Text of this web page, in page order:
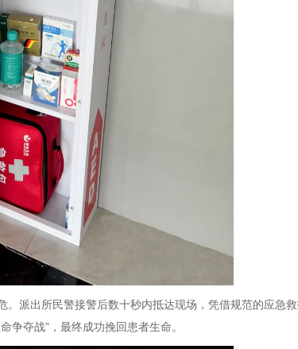
派出所民警接警后数十秒内抵达现场，凭借规范的应急
争夺战”，最终成功挽回患者生命。